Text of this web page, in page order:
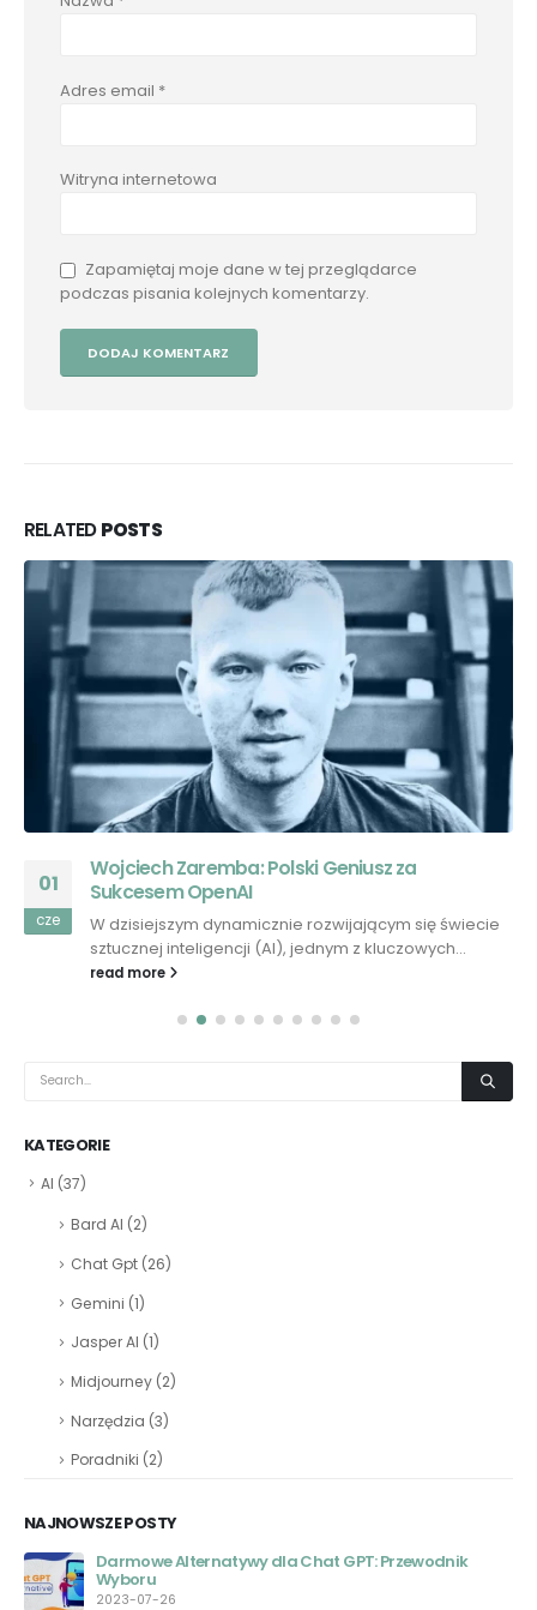
Adres email *
Witryna internetowa
Zapamiętaj moje dane w tej przeglądarce
podczas pisania kolejnych komentarzy.
RELATEDPOSTS
01
cze
Wojciech Zaremba: Polski Geniusz za
Sukcesem OpenAI
W dzisiejszym dynamicznie rozwijającym się świecie
sztucznej inteligencji (AI), jednym z kluczowych...
read more
KATEGORIE
AI (37)
Bard AI (2)
Chat Gpt (26)
Gemini (1)
Jasper AI (1)
Midjourney (2)
Narzędzia (3)
Poradniki (2)
NAJNOWSZE POSTY
Darmowe Alternatywy dla Chat GPT: Przewodnik
Wyboru
2023-07-26